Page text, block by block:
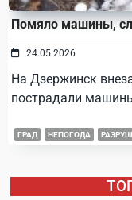
Помяло машины,
24.05.2026
На Дзержинск
пострадали
ГРАД НЕПОГОДА